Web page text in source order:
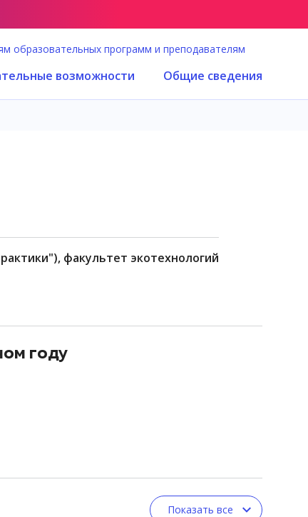
образовательных программ и преподавателям
возможности Общие сведения
факультет экотехнологий
году
Показать все